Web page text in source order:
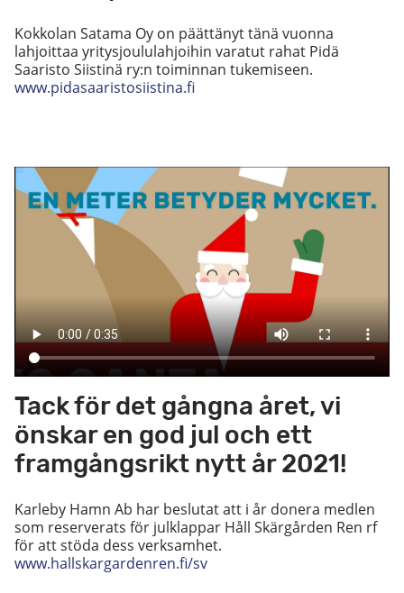
Kokkolan Satama Oy on päättänyt tänä vuonna
lahjoittaa yritysjoululahjoihin varatut rahat Pidä
Saaristo Siistinä ry:n toiminnan tukemiseen.
www.pidasaaristosiistina.fi
Tack för det gångna året, vi
önskar en god jul och ett
framgångsrikt nytt år 2021!
Karleby Hamn Ab har beslutat att i år donera medlen
som reserverats för julklappar Håll Skärgården Ren rf
för att stöda dess verksamhet.
www.hallskargardenren.fi/sv